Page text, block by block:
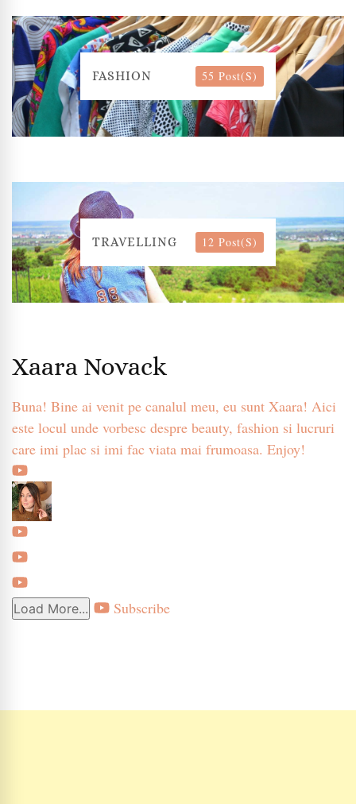
FASHION 55 Post(s)
TRAVELLING 12 Post(s)
Xaara Novack
Buna! Bine ai venit pe canalul meu, eu sunt Xaara! Aici
este locul unde vorbesc despre beauty, fashion si lucruri
care imi plac si imi fac viata mai frumoasa. Enjoy!
Load More... Subscribe